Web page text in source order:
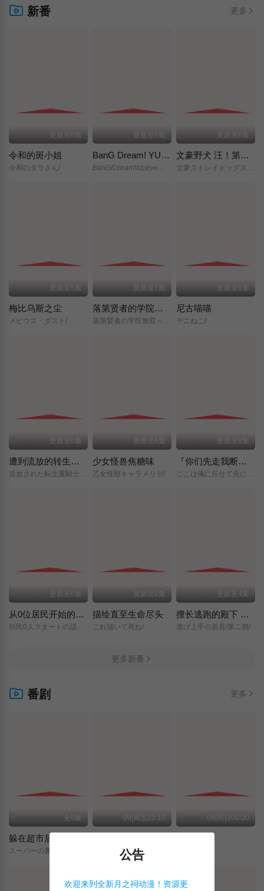
新番 更多
更新至6集
令和的斑小姐
令和のダラさん/
更新至8集
BanG Dream! YUME∞MITA
更新至6集
文豪野犬 汪！第二季
更新至5集
梅比乌斯之尘
メビウス・ダスト/
更新至7集
落第贤者的学院无双～第二次转生的S级开外挂魔术师冒险录～
落第賢者の学院無双～二度目の転生、Sランクチート魔術師冒険録～/
更新至6集
尼古喵喵
ヤニねこ/
更新至6集
遭到流放的转生重骑士凭借游戏知识大开无双
追放された転生重騎士はゲーム知識で無双する/
更新至6集
少女怪兽焦糖味
乙女怪獣キャラメリゼ/
更新至6集
『你们先走我断后』，于是10年后我成为了传说
ここは俺に任せて先に行けと言ってから10年がたったら伝説になっていた。/
更新至6集
从0位居民开始的边境领主大人
領民0人スタートの辺境領主様/
更新至6集
描绘直至生命尽头
これ描いて死ね/
更新至4集
擅长逃跑的殿下 第二季
逃げ上手の若君/第二期/
更多新番
番剧 更多
全6集 09|周五23:10 09|周日00:00
公告
欢迎来到全新月之祠动漫！资源更